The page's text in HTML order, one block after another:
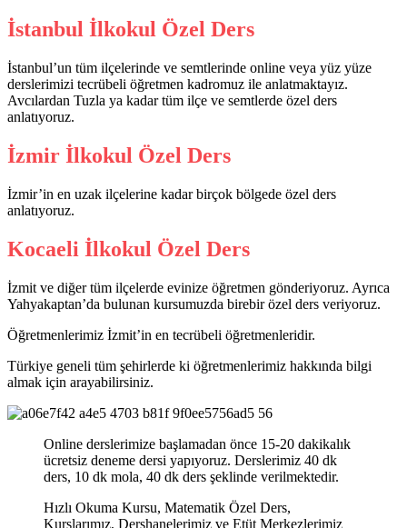
İstanbul İlkokul Özel Ders
İstanbul’un tüm ilçelerinde ve semtlerinde online veya yüz yüze
derslerimizi tecrübeli öğretmen kadromuz ile anlatmaktayız.
Avcılardan Tuzla ya kadar tüm ilçe ve semtlerde özel ders
anlatıyoruz.
İzmir İlkokul Özel Ders
İzmir’in en uzak ilçelerine kadar birçok bölgede özel ders
anlatıyoruz.
Kocaeli İlkokul Özel Ders
İzmit ve diğer tüm ilçelerde evinize öğretmen gönderiyoruz. Ayrıca
Yahyakaptan’da bulunan kursumuzda birebir özel ders veriyoruz.
Öğretmenlerimiz İzmit’in en tecrübeli öğretmenleridir.
Türkiye geneli tüm şehirlerde ki öğretmenlerimiz hakkında bilgi
almak için arayabilirsiniz.
Online derslerimize başlamadan önce 15-20 dakikalık
ücretsiz deneme dersi yapıyoruz. Derslerimiz 40 dk
ders, 10 dk mola, 40 dk ders şeklinde verilmektedir.
Hızlı Okuma Kursu, Matematik Özel Ders,
Kurslarımız, Dershanelerimiz ve Etüt Merkezlerimiz